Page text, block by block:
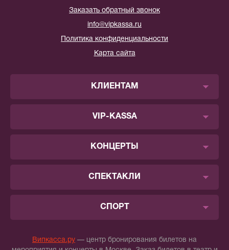
Заказать обратный звонок
info@vipkassa.ru
Политика конфиденциальности
Карта сайта
КЛИЕНТАМ
VIP-KASSA
КОНЦЕРТЫ
СПЕКТАКЛИ
СПОРТ
Випкасса.ру — центр бронирования билетов на